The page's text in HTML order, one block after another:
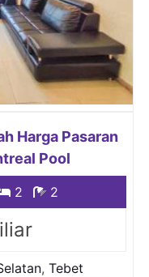
Harga Pasaran
Pool
2 2
, Tebet